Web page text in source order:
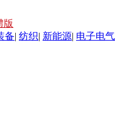
版
备| 纺织| 新能源| 电子电气